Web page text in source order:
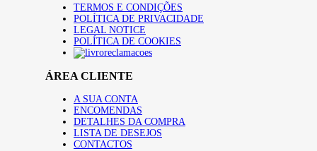
TERMOS E CONDIÇÕES
POLÍTICA DE PRIVACIDADE
LEGAL NOTICE
POLÍTICA DE COOKIES
ÁREA CLIENTE
A SUA CONTA
ENCOMENDAS
DETALHES DA COMPRA
LISTA DE DESEJOS
CONTACTOS